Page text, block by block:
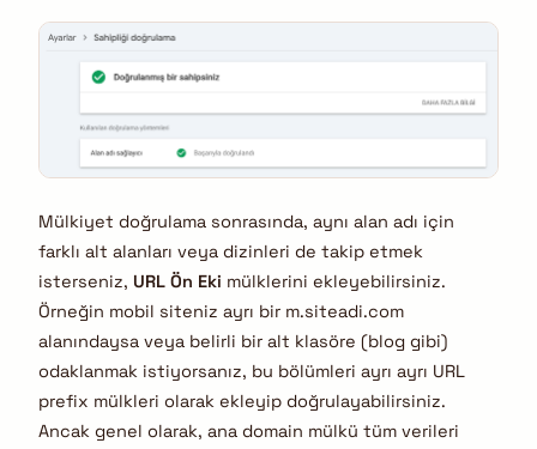
Mülkiyet doğrulama sonrasında, aynı alan adı için
farklı alt alanları veya dizinleri de takip etmek
isterseniz, URL Ön Eki mülklerini ekleyebilirsiniz.
Örneğin mobil siteniz ayrı bir m.siteadi.com
alanındaysa veya belirli bir alt klasöre (blog gibi)
odaklanmak istiyorsanız, bu bölümleri ayrı ayrı URL
prefix mülkleri olarak ekleyip doğrulayabilirsiniz.
Ancak genel olarak, ana domain mülkü tüm verileri